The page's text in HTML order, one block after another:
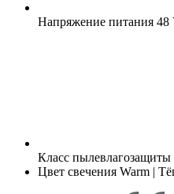
Напряжение питания 48
Класс пылевлагозащиты
Цвет свечения Warm |